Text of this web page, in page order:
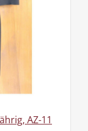
AZ-11